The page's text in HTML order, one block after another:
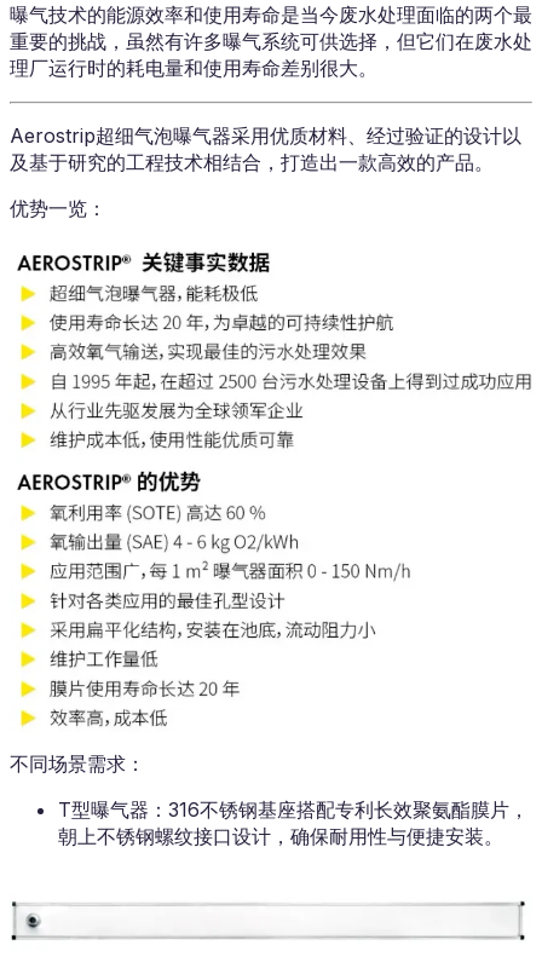
曝气技术的能源效率和使用寿命是当今废水处理面临的两个最
重要的挑战，虽然有许多曝气系统可供选择，但它们在废水处
理厂运行时的耗电量和使用寿命差别很大。
Aerostrip超细气泡曝气器采用优质材料、经过验证的设计以
及基于研究的工程技术相结合，打造出一款高效的产品。
优势一览：
不同场景需求：
T型曝气器：316不锈钢基座搭配专利长效聚氨酯膜片，
朝上不锈钢螺纹接口设计，确保耐用性与便捷安装。